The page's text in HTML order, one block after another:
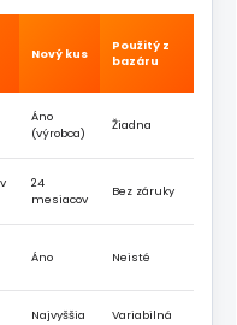
Nový kus
Použitý z
bazáru
Áno
(výrobca)
Žiadna
24
mesiacov
Bez záruky
Áno Neisté
Najvyššia Variabilná